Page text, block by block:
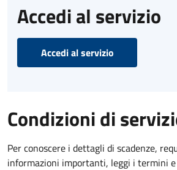
Accedi al servizio
Accedi al servizio
Condizioni di
Per conoscere i dettagli di scadenze,
informazioni importanti, leggi i termini